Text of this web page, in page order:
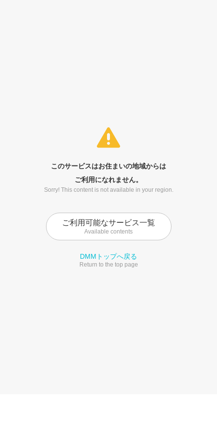
このサービスはお住まいの地域からは
ご利用になれません。
Sorry! This content is not available in your region.
ご利用可能なサービス一覧
Available contents
DMMトップへ戻る
Return to the top page